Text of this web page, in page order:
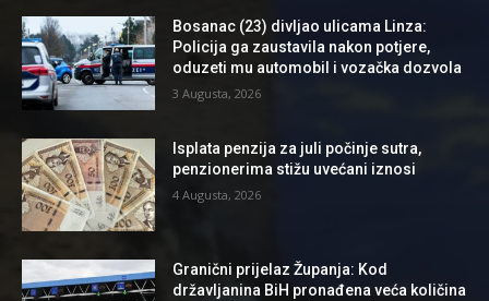
Bosanac (23) divljao ulicama Linza:
Policija ga zaustavila nakon potjere,
oduzeti mu automobil i vozačka dozvola
3 Augusta, 2026
Isplata penzija za juli počinje sutra,
penzionerima stižu uvećani iznosi
4 Augusta, 2026
Granični prijelaz Županja: Kod
državljanina BiH pronađena veća količina